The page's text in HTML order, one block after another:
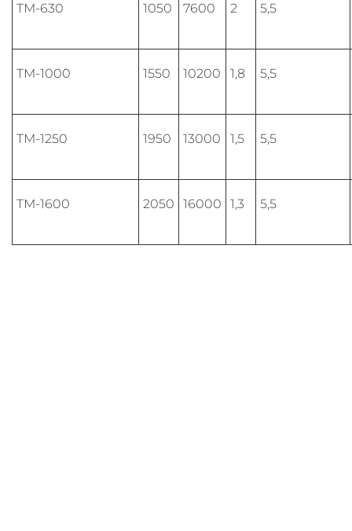
ТМ-630 1050 7600 2 5,5
ТМ-1000 1550 10200 1,8 5,5
ТМ-1250 1950 13000 1,5 5,5
ТМ-1600 2050 16000 1,3 5,5